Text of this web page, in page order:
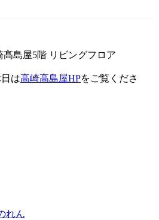
島屋5階 リビングフロア
は高崎高島屋HPをご覧くださ
れん